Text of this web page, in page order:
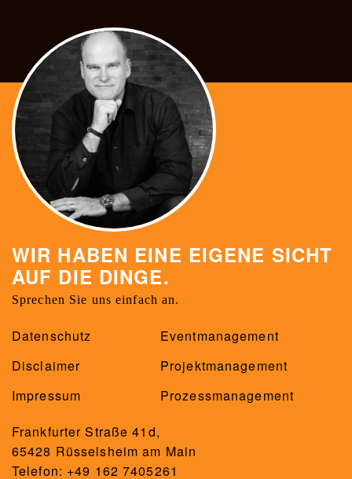
WIR HABEN EINE EIGENE SICHT
AUF DIE DINGE.
Sprechen Sie uns einfach an.
Datenschutz
Disclaimer
Impressum
Frankfurter Straße 41d,
65428 Rüsselsheim am Main
Telefon: +49 162 7405261
Eventmanagement
Projektmanagement
Prozessmanagement